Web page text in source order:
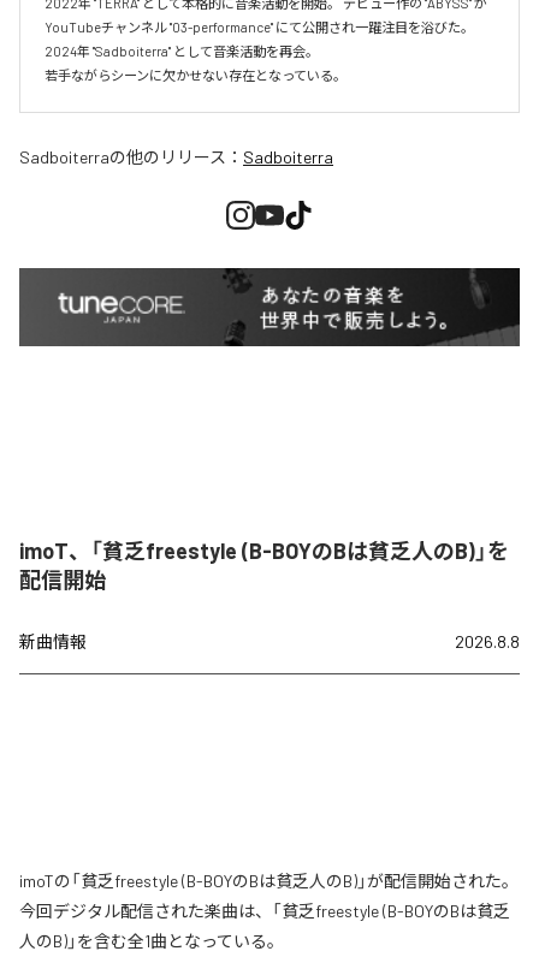
YouTubeチャンネル "03-performance" にて公開され一躍注目を浴びた。
2024年 "Sadboiterra" として音楽活動を再会。
若手ながらシーンに欠かせない存在となっている。
Sadboiterraの他のリリース： Sadboiterra
imoT、「貧乏freestyle (B-BOYのBは貧乏人のB)」を
配信開始
新曲情報 2026.8.8
imoTの「貧乏freestyle (B-BOYのBは貧乏人のB)」が配信開始された。
今回デジタル配信された楽曲は、「貧乏freestyle (B-BOYのBは貧乏
人のB)」を含む全1曲となっている。